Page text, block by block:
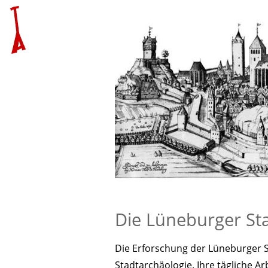
Die Lüneburger
Die Erforschung der Lüneburger
Stadtarchäologie. Ihre tägliche